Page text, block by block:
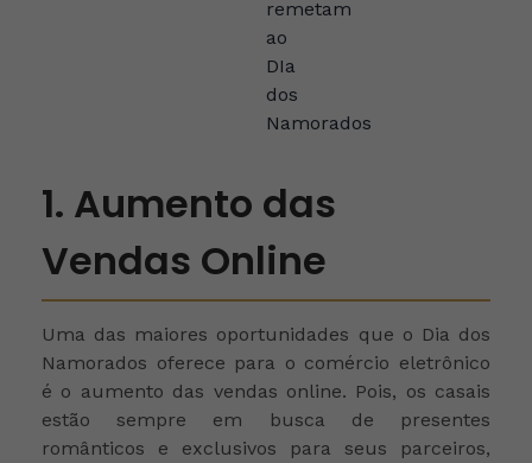
1. Aumento das
Vendas Online
Uma das maiores oportunidades que o Dia dos
Namorados oferece para o comércio eletrônico
é o aumento das vendas online. Pois, os casais
estão sempre em busca de presentes
românticos e exclusivos para seus parceiros,